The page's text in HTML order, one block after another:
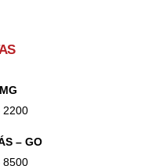
2200
– GO
8500